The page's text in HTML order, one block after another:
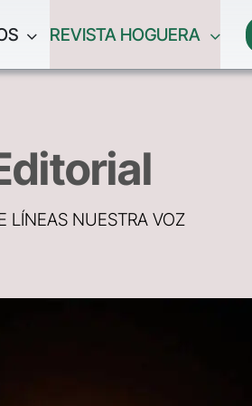
REVISTA HOGUERA
LÍNEAS NUESTRA VOZ